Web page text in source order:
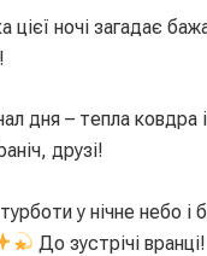
цієї ночі загадає
дня – тепла ковдра
друзі!
у нічне небо і
До зустрічі вранці!